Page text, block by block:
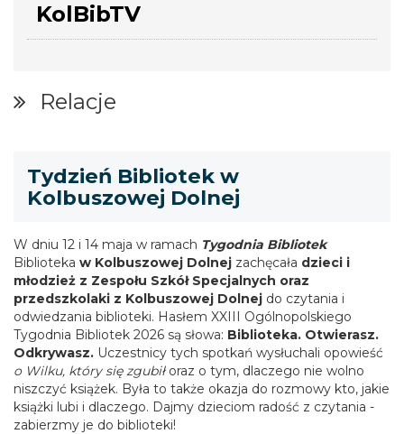
KolBibTV
Relacje
Tydzień Bibliotek w
Kolbuszowej Dolnej
W dniu 12 i 14 maja w ramach Tygodnia Bibliotek
Biblioteka w Kolbuszowej Dolnej zachęcała dzieci i
młodzież z Zespołu Szkół Specjalnych oraz
przedszkolaki z Kolbuszowej Dolnej do czytania i
odwiedzania biblioteki. Hasłem XXIII Ogólnopolskiego
Tygodnia Bibliotek 2026 są słowa: Biblioteka. Otwierasz.
Odkrywasz. Uczestnicy tych spotkań wysłuchali opowieść
o Wilku, który się zgubiłoraz o tym, dlaczego nie wolno
niszczyć książek. Była to także okazja do rozmowy kto, jakie
książki lubi i dlaczego. Dajmy dzieciom radość z czytania -
zabierzmy je do biblioteki!